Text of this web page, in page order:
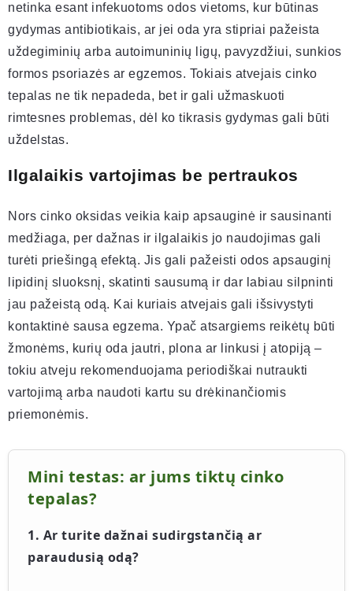
netinka esant infekuotoms odos vietoms, kur būtinas
gydymas antibiotikais, ar jei oda yra stipriai pažeista
uždegiminių arba autoimuninių ligų, pavyzdžiui, sunkios
formos psoriazės ar egzemos. Tokiais atvejais cinko
tepalas ne tik nepadeda, bet ir gali užmaskuoti
rimtesnes problemas, dėl ko tikrasis gydymas gali būti
uždelstas.
Ilgalaikis vartojimas be pertraukos
Nors cinko oksidas veikia kaip apsauginė ir sausinanti
medžiaga, per dažnas ir ilgalaikis jo naudojimas gali
turėti priešingą efektą. Jis gali pažeisti odos apsauginį
lipidinį sluoksnį, skatinti sausumą ir dar labiau silpninti
jau pažeistą odą. Kai kuriais atvejais gali išsivystyti
kontaktinė sausa egzema. Ypač atsargiems reikėtų būti
žmonėms, kurių oda jautri, plona ar linkusi į atopiją –
tokiu atveju rekomenduojama periodiškai nutraukti
vartojimą arba naudoti kartu su drėkinančiomis
priemonėmis.
Mini testas: ar jums tiktų cinko
tepalas?
1. Ar turite dažnai sudirgstančią ar
paraudusią odą?